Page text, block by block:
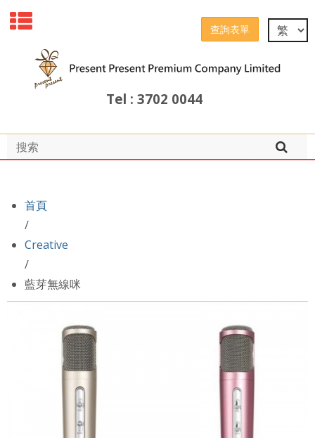
查詢表單
Tel : 3702 0044
首頁
/
Creative
/
藍芽無線咪